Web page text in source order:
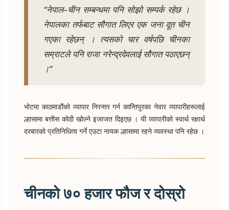
“नेपाल–चीन सम्बन्धमा पनि सोझो सम्पर्क रहेछ ।
नेपालका तर्फबाट सौगात लिएर एक जना दूत चीन
गएका रहेछन् । त्यसको चार वर्षपछि चीनका
सम्राटले पनि राजा नरेन्द्रदेवलाई सौगात पठाएछन्
।”
भोटमा काठमाडौंको व्यापार निरन्तर गर्न कान्तिपुरका नेवार व्यापारीहरूलाई
ल्हासामा बत्तीस कोठी खोल्ने इजाजत दिइएछ । यी व्यापारीको स्वार्थ रक्षार्थ
दरबारको प्रतिनिधित्व गर्ने एउटा नायक ल्हासामा रहने व्यवस्था पनि रहेछ ।
चीनको ७० हजार फौज र दोस्रो